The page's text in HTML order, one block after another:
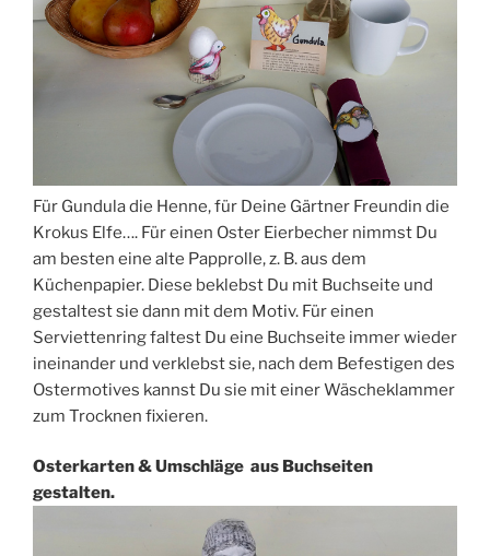
Für Gundula die Henne, für Deine Gärtner Freundin die
Krokus Elfe…. Für einen Oster Eierbecher nimmst Du
am besten eine alte Papprolle, z. B. aus dem
Küchenpapier. Diese beklebst Du mit Buchseite und
gestaltest sie dann mit dem Motiv. Für einen
Serviettenring faltest Du eine Buchseite immer wieder
ineinander und verklebst sie, nach dem Befestigen des
Ostermotives kannst Du sie mit einer Wäscheklammer
zum Trocknen fixieren.
Osterkarten & Umschläge aus Buchseiten
gestalten.